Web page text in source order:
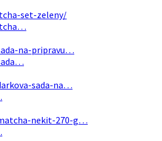
set-zeleny/
na-pripravu…
sada-na…
nekit-270-g…